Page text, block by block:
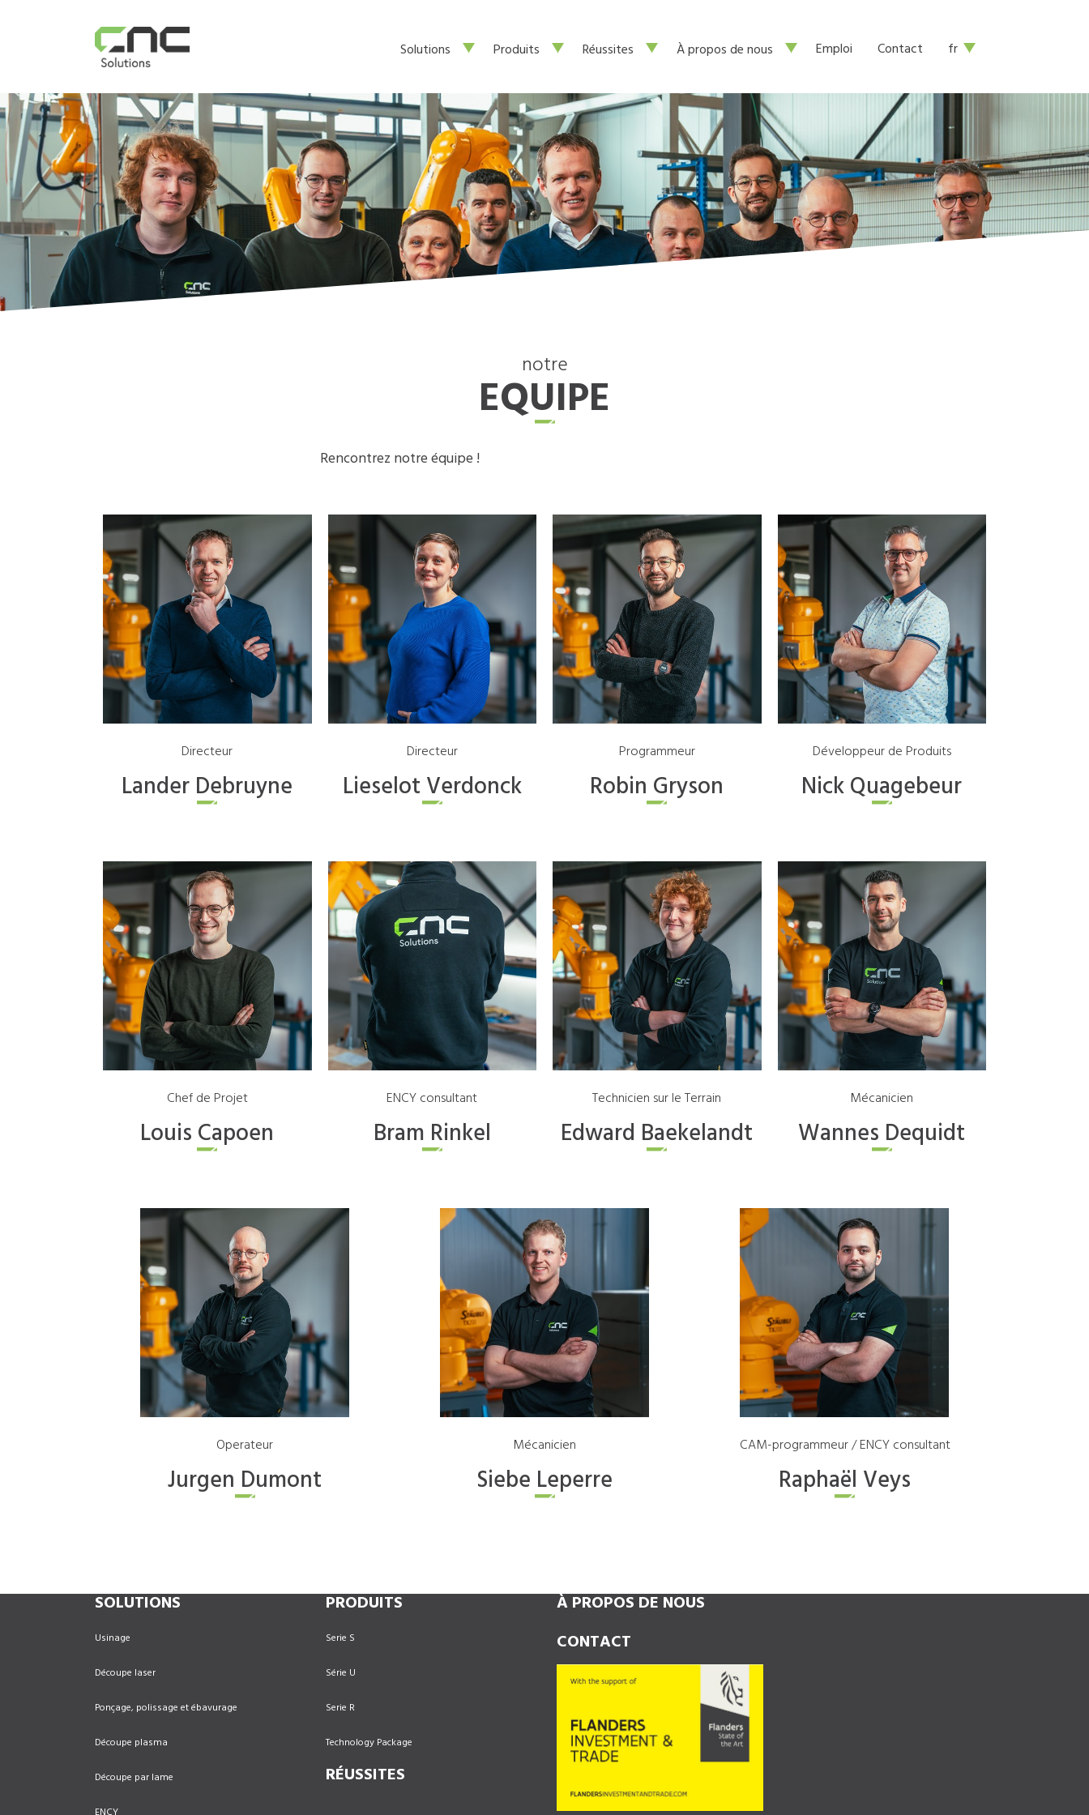
Solutions Produits Réussites À propos de nous Emploi Contact fr
notre
EQUIPE
Rencontrez notre équipe !
Directeur
Lander Debruyne
Directeur
Lieselot Verdonck
Programmeur
Robin Gryson
Développeur de Produits
NickQuagebeur
Chef de Projet
Louis Capoen
ENCY consultant
Bram Rinkel
Technicien sur le Terrain
Edward Baekelandt
Mécanicien
Wannes Dequidt
Operateur
Jurgen Dumont
Mécanicien
Siebe Leperre
CAM-programmeur / ENCY consultant
Raphaël Veys
SOLUTIONS
Usinage
Découpe laser
Ponçage, polissage et ébavurage
Découpe plasma
Découpe par lame
PRODUITS
Serie S
Série U
Serie R
Technology Package
RÉUSSITES
À PROPOS DE NOUS
CONTACT